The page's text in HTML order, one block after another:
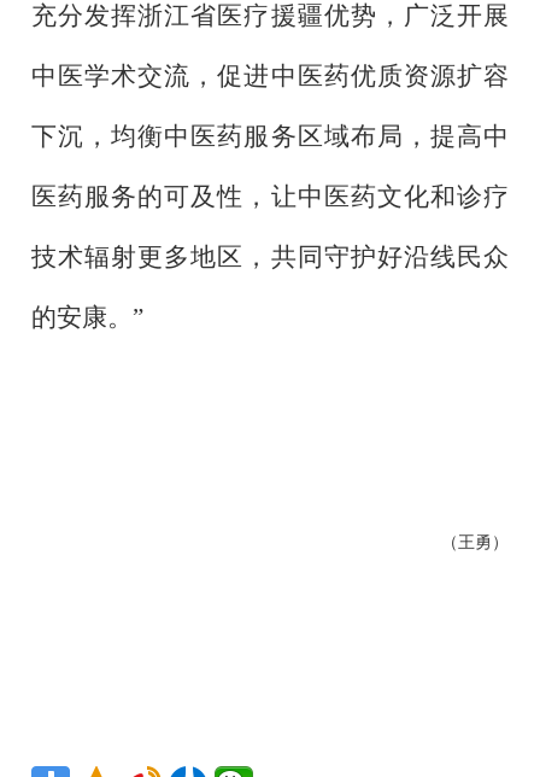
充分发挥浙江省医疗援疆优势，广泛开展
中医学术交流，促进中医药优质资源扩容
下沉，均衡中医药服务区域布局，提高中
医药服务的可及性，让中医药文化和诊疗
技术辐射更多地区，共同守护好沿线民众
的安康。”
（王勇）